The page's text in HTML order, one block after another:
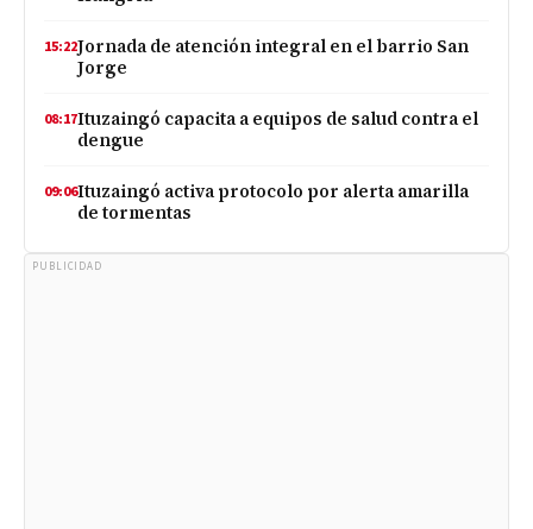
15:22Jornada de atención integral en el barrio San
Jorge
08:17Ituzaingó capacita a equipos de salud contra el
dengue
09:06Ituzaingó activa protocolo por alerta amarilla
de tormentas
PUBLICIDAD